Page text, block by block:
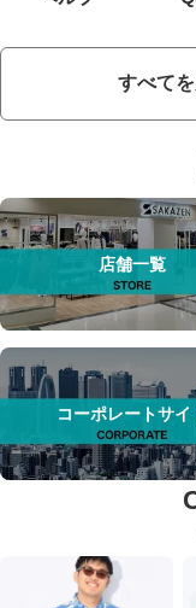
すべて
店舗一覧
コーポレートサイ